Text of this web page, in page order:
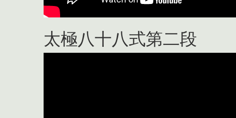
太極八十八式第二段